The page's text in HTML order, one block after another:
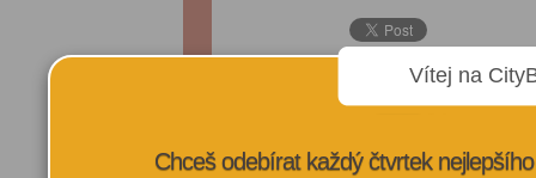
Vítej na
Chceš odebírat každý čtvrtek